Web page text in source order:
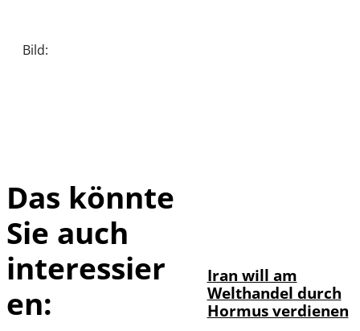
Bild:
Das könnte
Sie auch
interessier
en:
Iran will am
Welthandel durch
Hormus verdienen